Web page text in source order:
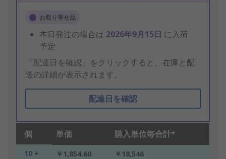
お取り寄せ品
本日発注の場合は 2026年9月15日 に入荷
予定
「配達日を確認」をクリックすると、在庫と配
送の詳細が表示されます。
配達日を確認
個 単価 購入単位毎合計*
10 + ￥1,854.60 ￥18,546